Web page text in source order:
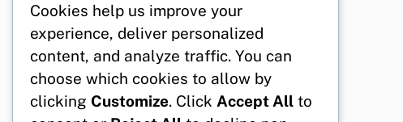
Cookies help us improve your
experience, deliver personalized
content, and analyze traffic. You can
choose which cookies to allow by
clicking Customize. Click Accept All to